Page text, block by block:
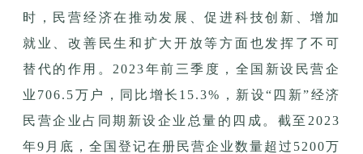
时，民营经济在推动发展、促进科技创新、增加
就业、改善民生和扩大开放等方面也发挥了不可
替代的作用。2023年前三季度，全国新设民营企
业706.5万户，同比增长15.3%，新设“四新”经济
民营企业占同期新设企业总量的四成。截至2023
年9月底，全国登记在册民营企业数量超过5200万